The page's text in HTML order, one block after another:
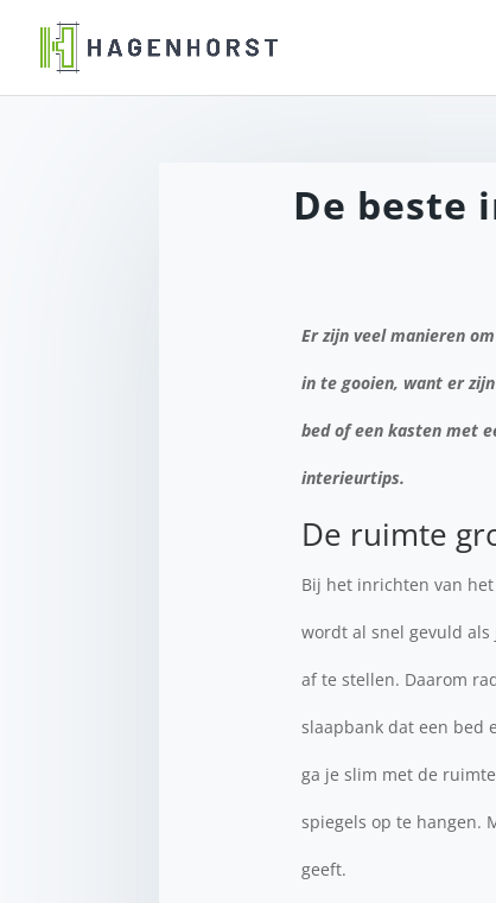
De beste
Er zijn veel manieren
in te gooien, want er
bed of een kasten met
interieurtips.
De ruimte
Bij het inrichten van
wordt al snel gevuld
af te stellen. Daarom
slaapbank dat een bed
ga je slim met de
spiegels op te hangen.
geeft.